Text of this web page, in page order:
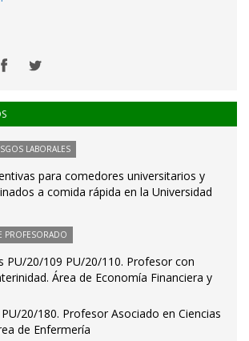
LABORALES
para comedores universitarios y
a comida rápida en la Universidad
PROFESORADO
PU/20/109 PU/20/110. Profesor con
Área de Economía Financiera y
20/180. Profesor Asociado en Ciencias
de Enfermería